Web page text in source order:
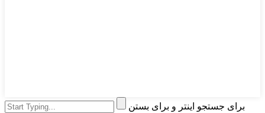
برای جستجو اینتر و برای بستن